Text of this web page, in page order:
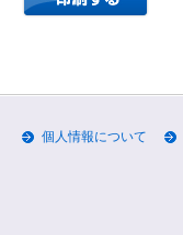
個人情報について